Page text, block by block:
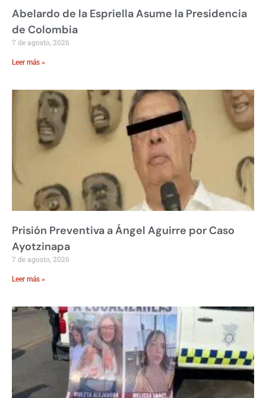
Abelardo de la Espriella Asume la Presidencia
de Colombia
7 de agosto, 2026
Leer más »
Prisión Preventiva a Ángel Aguirre por Caso
Ayotzinapa
7 de agosto, 2026
Leer más »